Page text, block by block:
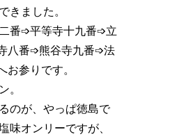
きました。
番➩平等寺️十九番➩立
八番➩熊谷寺️九番➩法
参りです。
。
のが、やっぱ徳島で
味オンリーですが、